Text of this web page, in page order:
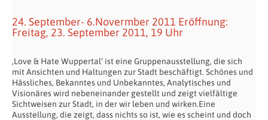
24. September- 6.Novermber 2011 Eröffnung:
Freitag, 23. September 2011, 19 Uhr
‚Love & Hate Wuppertal‘ ist eine Gruppenausstellung, die sich
mit Ansichten und Haltungen zur Stadt beschäftigt. Schönes und
Hässliches, Bekanntes und Unbekanntes, Analytisches und
Visionäres wird nebeneinander gestellt und zeigt vielfältige
Sichtweisen zur Stadt, in der wir leben und wirken.Eine
Ausstellung, die zeigt, dass nichts so ist, wie es scheint und doch